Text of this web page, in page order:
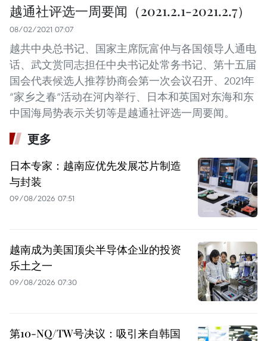
越通社评选一周要闻（2021.2.1-2021.2.7）
08/02/2021 07:07
越共中央总书记、国家主席阮富仲与各国领导人通电
话、武文赏同志担任中央书记处常务书记、第十五届
国会代表候选人推荐协商会第一次会议召开、2021年
“家乡之春”活动在河内举行、日本和英国对东海和东
中国海局势表示关切等是越通社评选一周要闻。
更多
日本专家：越南应优先发展芯片制造
与封装
09/08/2026 07:51
越南成为美国顶尖半导体企业的投资
乐土之一
09/08/2026 07:30
第10-NQ/TW号决议：吸引来自韩国